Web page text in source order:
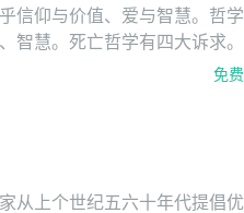
信仰与价值、爱与智慧。哲学
智慧。死亡哲学有四大诉求。
、重塑生命图景、探究生命意
到道谢、道歉、道情、道爱。
没有生理主义的生理认知…我
免费
从上个世纪五六十年代提倡优